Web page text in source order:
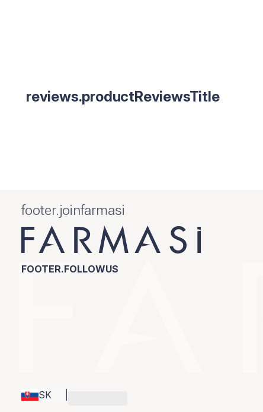
reviews.productReviewsTitle
footer.joinfarmasi
FOOTER.FOLLOWUS
SK